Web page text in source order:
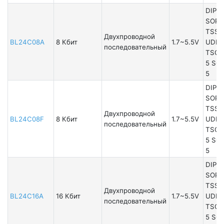
BL24C08A 8 Кбит
Двухпроводной
последовательный
1.7~5.5V
DIP8
SOP8
5
5
BL24C08F 8 Кбит
Двухпроводной
последовательный
1.7~5.5V
DIP8
SOP8
5
5
BL24C16A 16 Кбит
Двухпроводной
последовательный
1.7~5.5V
DIP8
SOP8
5